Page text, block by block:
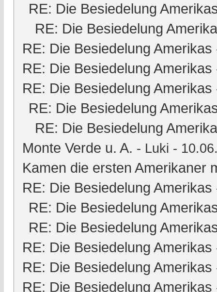
RE: Die Besiedelung
RE: Die Besiedelung
RE: Die Besiedelung Amerikas
RE: Die Besiedelung Amerikas
RE: Die Besiedelung Amerikas
RE: Die Besiedelung
RE: Die Besiedelung
Monte Verde u. A. - Luki -
Kamen die ersten Amerikaner
RE: Die Besiedelung Amerikas
RE: Die Besiedelung
RE: Die Besiedelung
RE: Die Besiedelung Amerikas
RE: Die Besiedelung Amerikas
RE: Die Besiedelung Amerikas